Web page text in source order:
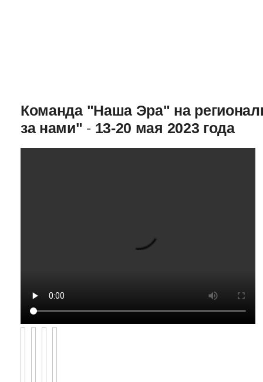
Команда "Наша Эра" на
за нами" - 13-20 мая 2023 года